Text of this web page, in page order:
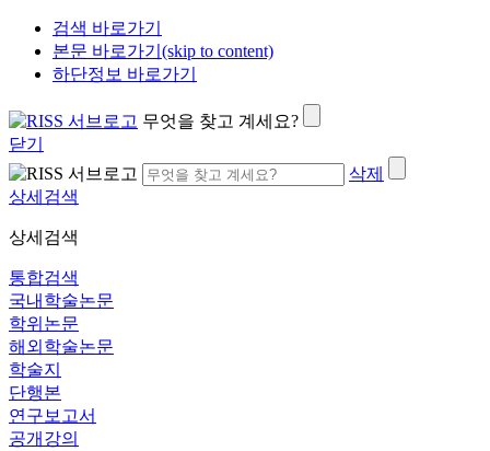
검색 바로가기
본문 바로가기(skip to content)
하단정보 바로가기
무엇을 찾고 계세요?
닫기
삭제
상세검색
상세검색
통합검색
국내학술논문
학위논문
해외학술논문
학술지
단행본
연구보고서
공개강의